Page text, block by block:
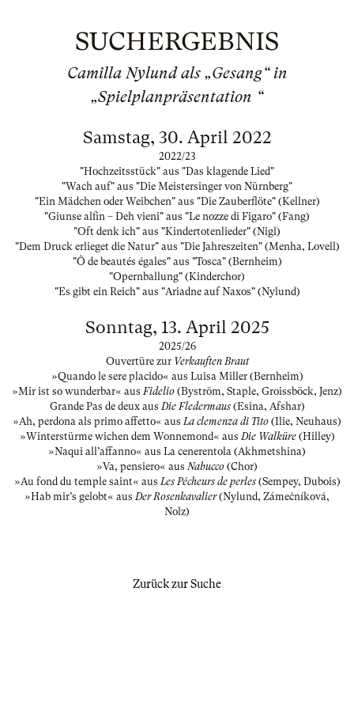
SUCHERGEBNIS
Camilla Nylund als „Gesang“ in
„Spielplanpräsentation “
Samstag, 30. April 2022
2022/23
"Hochzeitsstück" aus "Das klagende Lied"
"Wach auf" aus "Die Meistersinger von Nürnberg"
"Ein Mädchen oder Weibchen" aus "Die Zauberflöte" (Kellner)
"Giunse alfin – Deh vieni" aus "Le nozze di Figaro" (Fang)
"Oft denk ich" aus "Kindertotenlieder" (Nigl)
"Dem Druck erlieget die Natur" aus "Die Jahreszeiten" (Menha, Lovell)
"Ô de beautés égales" aus "Tosca" (Bernheim)
"Opernballung" (Kinderchor)
"Es gibt ein Reich" aus "Ariadne auf Naxos" (Nylund)
Sonntag, 13. April 2025
2025/26
Ouvertüre zur Verkauften Braut
»Quando le sere placido« aus Luisa Miller (Bernheim)
»Mir ist so wunderbar« aus Fidelio (Byström, Staple, Groissböck, Jenz)
Grande Pas de deux aus Die Fledermaus(Esina, Afshar)
»Ah, perdona als primo affetto« aus La clemenza di Tito (Ilie, Neuhaus)
»Winterstürme wichen dem Wonnemond« aus Die Walküre(Hilley)
»Naqui all’affanno« aus La cenerentola (Akhmetshina)
»Va, pensiero« aus Nabucco (Chor)
»Au fond du temple saint« aus Les Pêcheurs de perles(Sempey, Dubois)
»Hab mir’s gelobt« aus Der Rosenkavalier(Nylund, Zámečníková,
Nolz)
Zurück zur Suche